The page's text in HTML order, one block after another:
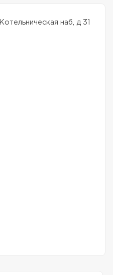
Котельническая наб, д 31